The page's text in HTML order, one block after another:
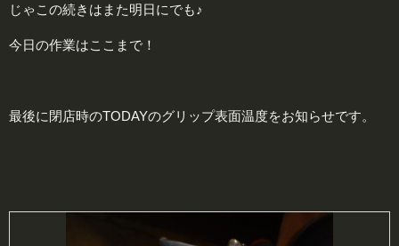
じゃこの続きはまた明日にでも♪
今日の作業はここまで！
最後に閉店時のTODAYのグリップ表面温度をお知らせです。